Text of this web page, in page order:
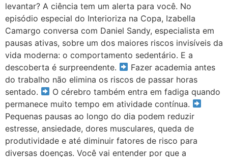
levantar? A ciência tem um alerta para você. No
episódio especial do Interioriza na Copa, Izabella
Camargo conversa com Daniel Sandy, especialista em
pausas ativas, sobre um dos maiores riscos invisíveis da
vida moderna: o comportamento sedentário. E a
descoberta é surpreendente.
Fazer academia antes
do trabalho não elimina os riscos de passar horas
sentado.
O cérebro também entra em fadiga quando
permanece muito tempo em atividade contínua.
Pequenas pausas ao longo do dia podem reduzir
estresse, ansiedade, dores musculares, queda de
produtividade e até diminuir fatores de risco para
diversas doenças. Você vai entender por que a